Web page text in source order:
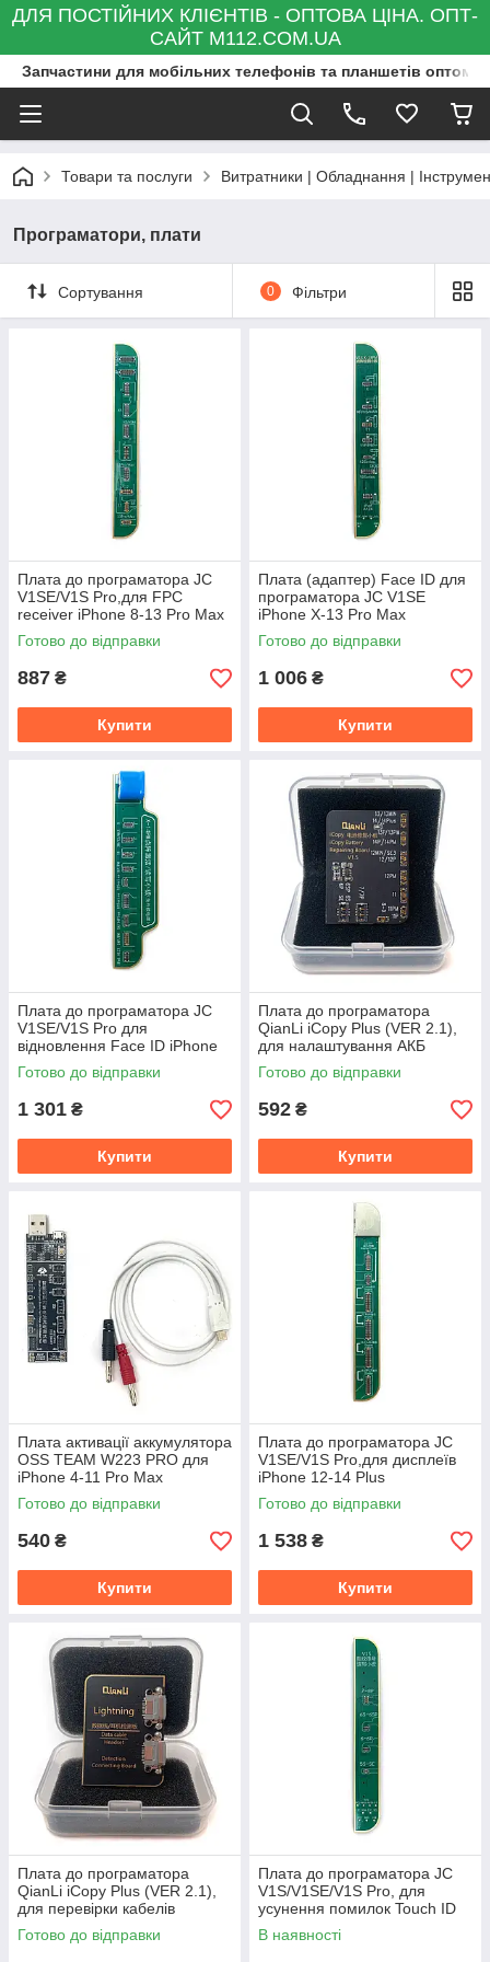
ДЛЯ ПОСТІЙНИХ КЛІЄНТІВ - ОПТОВА ЦІНА. ОПТ-
САЙТ M112.COM.UA
Запчастини для мобільних телефонів та планшетів оптом
Товари та послуги Витратники | Обладнання |
Програматори, плати
Сортування 0 Фільтри
Плата до програматора JC
V1SE/V1S Pro,для FPC
receiver iPhone 8-13 Pro Max
Готово до відправки
887 ₴
Купити
Плата (адаптер) Face ID для
програматора JC V1SE
iPhone X-13 Pro Max
Готово до відправки
1 006 ₴
Купити
Плата до програматора JC
V1SE/V1S Pro для
відновлення Face ID iPhone
X-14 Pro Max (No External
Power)
Готово до відправки
1 301 ₴
Купити
Плата до програматора
QianLi iCopy Plus (VER 2.1),
для налаштування АКБ
iPhone 6 Plus-14 Pro Max
Готово до відправки
592 ₴
Купити
Плата активації аккумулятора
OSS TEAM W223 PRO для
iPhone 4-11 Pro Max
Готово до відправки
540 ₴
Купити
Плата до програматора JC
V1SE/V1S Pro,для дисплеїв
iPhone 12-14 Plus
Готово до відправки
1 538 ₴
Купити
Плата до програматора
QianLi iCopy Plus (VER 2.1),
для перевірки кабелів
Lightning
Готово до відправки
Плата до програматора JC
V1S/V1SE/V1S Pro, для
усунення помилок Touch ID
iPhone 5s - 8 Plus
В наявності